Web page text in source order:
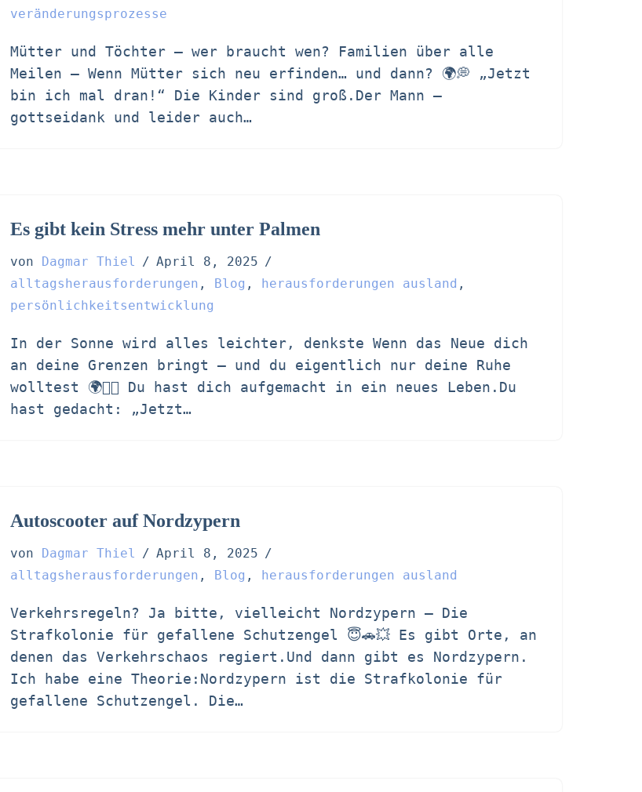
veränderungsprozesse
Mütter und Töchter – wer braucht wen? Familien über alle
Meilen – Wenn Mütter sich neu erfinden… und dann? 🌍💭 „Jetzt
bin ich mal dran!“ Die Kinder sind groß.Der Mann –
gottseidank und leider auch…
Es gibt kein Stress mehr unter Palmen
von Dagmar Thiel
April 8, 2025
alltagsherausforderungen , Blog , herausforderungen ausland ,
persönlichkeitsentwicklung
In der Sonne wird alles leichter, denkste Wenn das Neue dich
an deine Grenzen bringt – und du eigentlich nur deine Ruhe
wolltest 🌍😵‍💫 Du hast dich aufgemacht in ein neues Leben.Du
hast gedacht: „Jetzt…
Autoscooter auf Nordzypern
von Dagmar Thiel
April 8, 2025
alltagsherausforderungen , Blog , herausforderungen ausland
Verkehrsregeln? Ja bitte, vielleicht Nordzypern – Die
Strafkolonie für gefallene Schutzengel 😇🚗💥 Es gibt Orte, an
denen das Verkehrschaos regiert.Und dann gibt es Nordzypern.
Ich habe eine Theorie:Nordzypern ist die Strafkolonie für
gefallene Schutzengel. Die…